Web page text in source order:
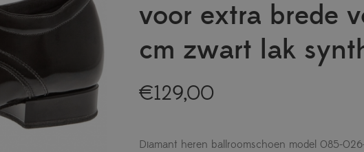
voor extra brede
cm zwart lak
€129,00
Diamant heren ballroomschoen model 085-